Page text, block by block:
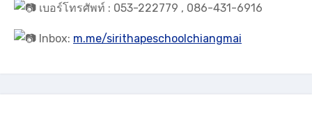
เบอร์โทรศัพท์ : 053-222779 , 086-431-6916
Inbox: m.me/sirithapeschoolchiangmai